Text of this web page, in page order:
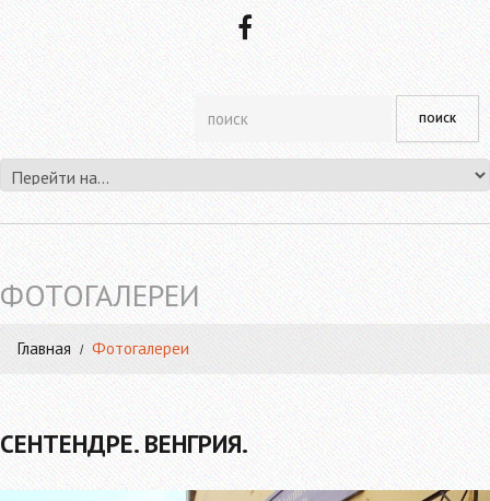
ФОТОГАЛЕРЕИ
Главная Фотогалереи
СЕНТЕНДРЕ. ВЕНГРИЯ.